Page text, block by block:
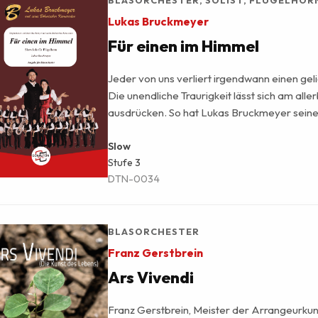
Music Family -BlasmusikHeimat”.
Lukas Bruckmeyer
Für einen im Himmel
Jeder von uns verliert irgendwann einen
Die unendliche Traurigkeit lässt sich am
ausdrücken. So hat Lukas Bruckmeyer
ein&nbsp;gefühlvolles Solo für Flügelhorn
erhältlich auch in einer leichteren Version
Erleichterung gilt vor allem für den Solisten,
Slow
Stufe3
DTN-0034
BLASORCHESTER
Franz Gerstbrein
Ars Vivendi
Franz Gerstbrein, Meister der